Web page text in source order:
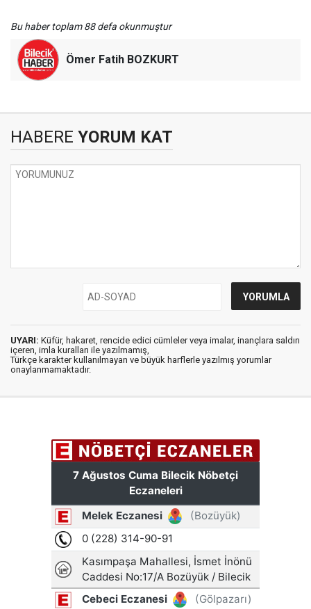
Bu haber toplam 88 defa okunmuştur
Ömer Fatih BOZKURT
HABERE YORUM KAT
UYARI: Küfür, hakaret, rencide edici cümleler veya imalar, inançlara saldırı
içeren, imla kuralları ile yazılmamış,
Türkçe karakter kullanılmayan ve büyük harflerle yazılmış yorumlar
onaylanmamaktadır.